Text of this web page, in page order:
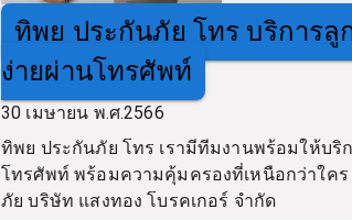
ทิพย ประกันภัย โทร บริการ
ง่ายผ่านโทรศัพท์
30 เมษายน พ.ศ.2566
ทิพย ประกันภัย โทร เรามีทีมงานพร้อมให้บริ
โทรศัพท์ พร้อมความคุ้มครองที่เหนือกว่าใค
ภัย บริษัท แสงทอง โบรคเกอร์ จำกัด